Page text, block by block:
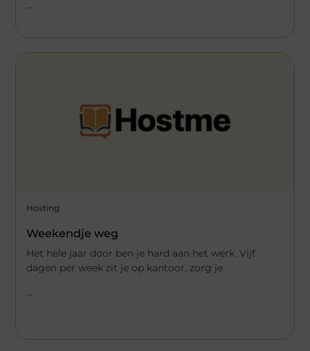
Hosting
Weekendje weg
Het hele jaar door ben je hard aan het werk. Vijf
dagen per week zit je op kantoor, zorg je
...